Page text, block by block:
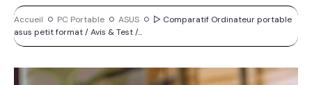
Accueil PC Portable ASUS
▷ Comparatif Ordinateur portable
asus petit format / Avis & Test /...